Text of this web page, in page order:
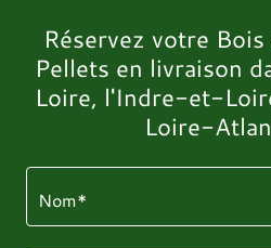
Réservez votre
Pellets en livraison
Loire, l'Indre-et-
Loire-
Nom*